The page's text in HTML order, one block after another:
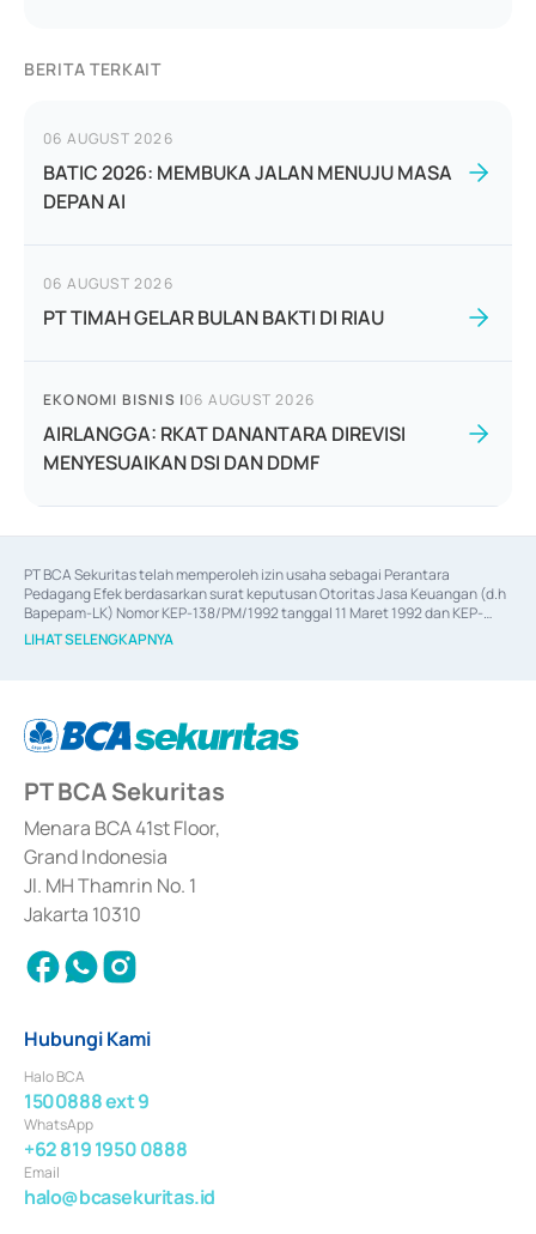
BERITA TERKAIT
06 AUGUST 2026
BATIC 2026: MEMBUKA JALAN MENUJU MASA
DEPAN AI
06 AUGUST 2026
PT TIMAH GELAR BULAN BAKTI DI RIAU
EKONOMI BISNIS |06 AUGUST 2026
AIRLANGGA: RKAT DANANTARA DIREVISI
MENYESUAIKAN DSI DAN DDMF
PT BCA Sekuritas telah memperoleh izin usaha sebagai Perantara
Pedagang Efek berdasarkan surat keputusan Otoritas Jasa Keuangan (d.h
Bapepam-LK) Nomor KEP-138/PM/1992 tanggal 11 Maret 1992 dan KEP-
06/D.04/2014 tanggal 28 Februari 2014, izin usaha sebagai Penjamin Emisi
Efek berdasarkan surat keputusan Otoritas Jasa Keuangan Nomor KEP-
berdasarkan surat keputusan Otoritas Jasa Keuangan Nomor S-
67/PM.21/2017 tanggal 3 Februari 2017, dan beberapa izin usaha lainnya
Sertifikat Deposito di Pasar Uang yang izinnya diterbitkan pada tahun 2017
dan izin usaha lainnya dari Bank Indonesia sebagai Lembaga Pendukung
Penerbitan, Transaksi, serta Penatausahaan dan Penyelesaian Transaksi
Surat Berharga Komersial yang izinnya diterbitkan pada tahun 2018.
LIHAT SELENGKAPNYA
PT BCA Sekuritas
Menara BCA 41st Floor,
Grand Indonesia
Jl. MH Thamrin No. 1
Jakarta 10310
Hubungi Kami
Halo BCA
1500888 ext 9
WhatsApp
+62 819 1950 0888
Email
halo@bcasekuritas.id